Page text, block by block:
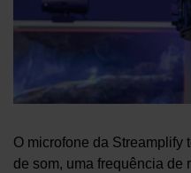
O microfone da Streamplify
de som, uma frequência de